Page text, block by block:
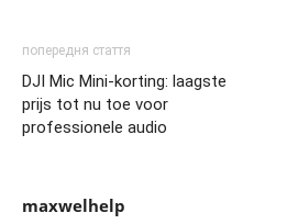
попередня стаття
DJI Mic Mini-korting: laagste
prijs tot nu toe voor
professionele audio
maxwelhelp